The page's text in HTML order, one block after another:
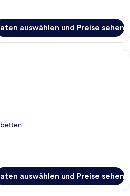
auswählen und Preise sehen
Deluxe-Villa | Zimmersafe,
auswählen und Preise sehen